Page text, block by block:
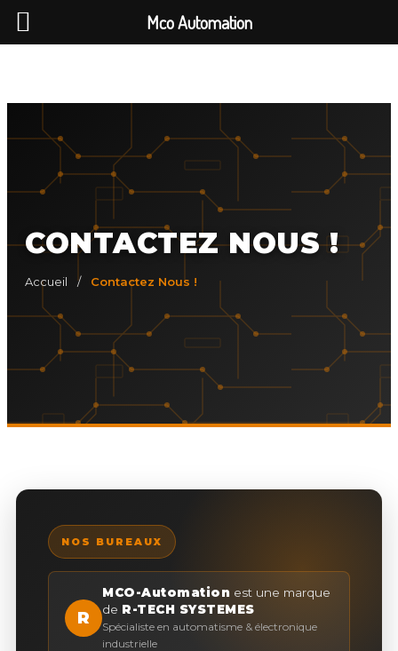
CONTACTEZ NOUS !
Accueil / Contactez Nous !
NOS BUREAUX
R
MCO-Automation est une marque
de R-TECH SYSTEMES
Spécialiste en automatisme & électronique
industrielle
Mco Automation